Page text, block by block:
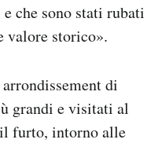
che sono stati rubati
valore storico».
di
grandi e visitati al
il furto, intorno alle